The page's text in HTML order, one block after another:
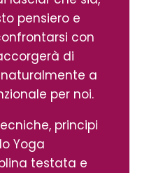
pensiero e
con
di
a
per noi.
principi
Yoga
testata e